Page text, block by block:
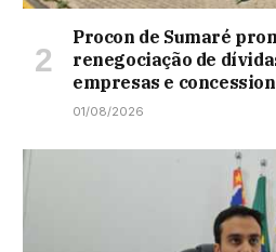
Procon de Sumaré
renegociação de
empresas e
01/08/2026